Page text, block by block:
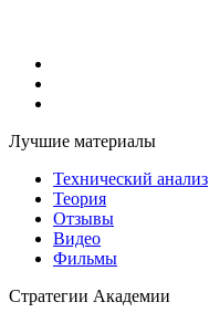
Лучшие материалы
Технический анализ
Теория
Отзывы
Видео
Фильмы
Стратегии Академии